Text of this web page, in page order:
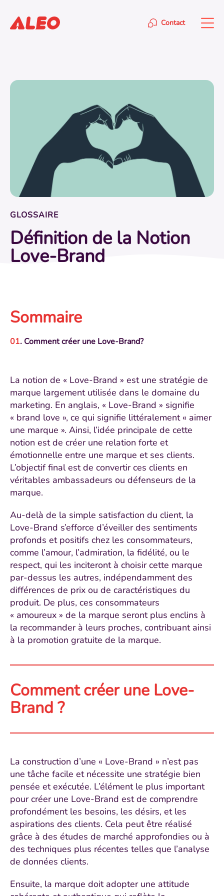
Contact
GLOSSAIRE
Définition de la Notion
Love-Brand
Sommaire
. Comment créer une Love-Brand?
La notion de « Love-Brand » est une stratégie de
marque largement utilisée dans le domaine du
marketing. En anglais, « Love-Brand » signifie
« brand love », ce qui signifie littéralement « aimer
une marque ». Ainsi, l’idée principale de cette
notion est de créer une relation forte et
émotionnelle entre une marque et ses clients.
L’objectif final est de convertir ces clients en
véritables ambassadeurs ou défenseurs de la
marque.
Au-delà de la simple satisfaction du client, la
Love-Brand s’efforce d’éveiller des sentiments
profonds et positifs chez les consommateurs,
comme l’amour, l’admiration, la fidélité, ou le
respect, qui les inciteront à choisir cette marque
par-dessus les autres, indépendamment des
différences de prix ou de caractéristiques du
produit. De plus, ces consommateurs
« amoureux » de la marque seront plus enclins à
la recommander à leurs proches, contribuant ainsi
à la promotion gratuite de la marque.
Comment créer une Love-
Brand ?
La construction d’une « Love-Brand » n’est pas
une tâche facile et nécessite une stratégie bien
pensée et exécutée. L’élément le plus important
pour créer une Love-Brand est de comprendre
profondément les besoins, les désirs, et les
aspirations des clients. Cela peut être réalisé
grâce à des études de marché approfondies ou à
des techniques plus récentes telles que l’analyse
de données clients.
Ensuite, la marque doit adopter une attitude